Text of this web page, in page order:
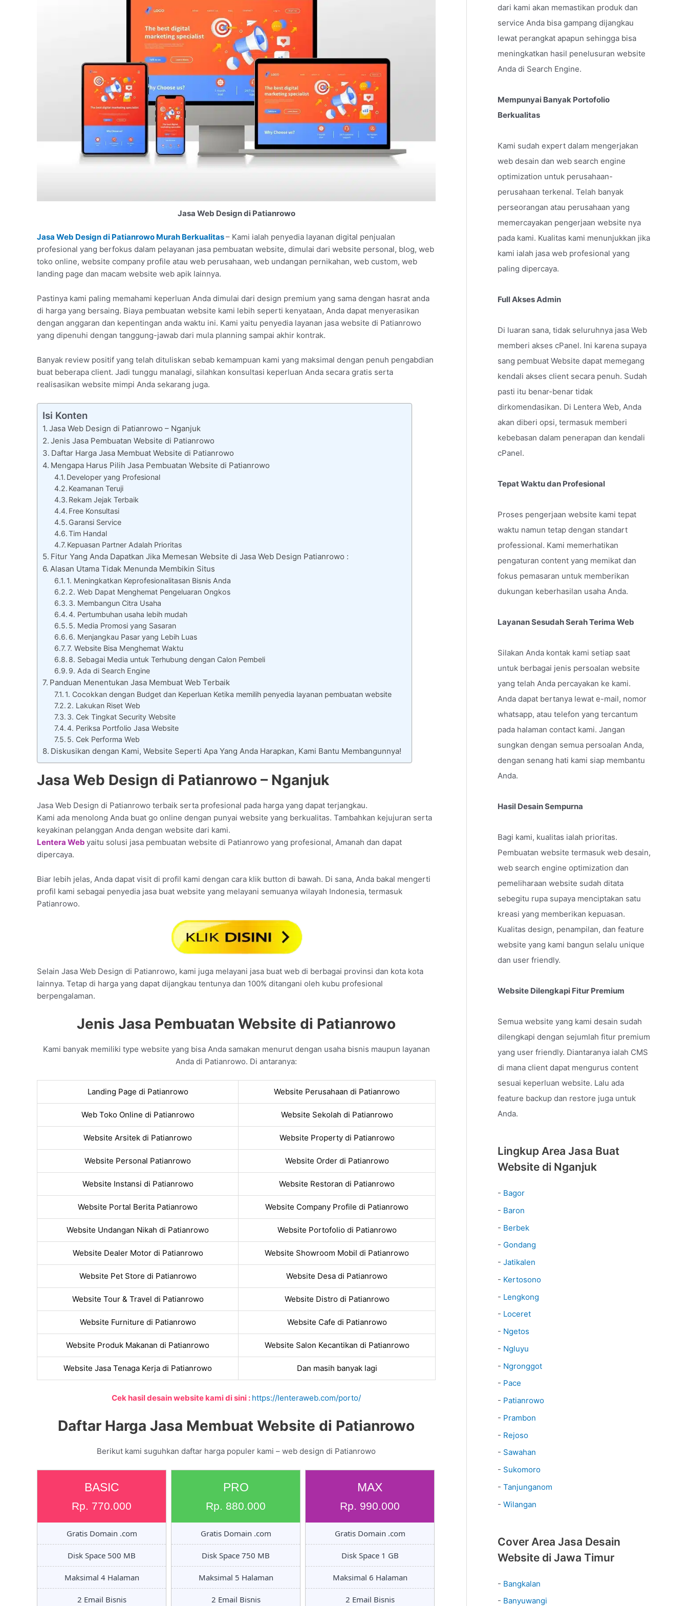
Jasa Web Design di Patianrowo
Jasa Web Design di Patianrowo Murah Berkualitas– Kami ialah penyedia layanan digital penjualan
profesional yang berfokus dalam pelayanan jasa pembuatan website, dimulai dari website personal, blog, web
toko online, website company profile atau web perusahaan, web undangan pernikahan, web custom, web
landing page dan macam website web apik lainnya.
Pastinya kami paling memahami keperluan Anda dimulai dari design premium yang sama dengan hasrat anda
di harga yang bersaing. Biaya pembuatan website kami lebih seperti kenyataan, Anda dapat menyerasikan
dengan anggaran dan kepentingan anda waktu ini. Kami yaitu penyedia layanan jasa website di Patianrowo
yang dipenuhi dengan tanggung-jawab dari mula planning sampai akhir kontrak.
Banyak review positif yang telah dituliskan sebab kemampuan kami yang maksimal dengan penuh pengabdian
buat beberapa client. Jadi tunggu manalagi, silahkan konsultasi keperluan Anda secara gratis serta
realisasikan website mimpi Anda sekarang juga.
Isi Konten
Jasa Web Design di Patianrowo – Nganjuk
Jenis Jasa Pembuatan Website di Patianrowo
Daftar Harga Jasa Membuat Website di Patianrowo
Mengapa Harus Pilih Jasa Pembuatan Website di Patianrowo
Developer yang Profesional
Keamanan Teruji
Rekam Jejak Terbaik
Free Konsultasi
Garansi Service
Tim Handal
Kepuasan Partner Adalah Prioritas
Fitur Yang Anda Dapatkan Jika Memesan Website di Jasa Web Design Patianrowo :
Alasan Utama Tidak Menunda Membikin Situs
1. Meningkatkan Keprofesionalitasan Bisnis Anda
2. Web Dapat Menghemat Pengeluaran Ongkos
3. Membangun Citra Usaha
4. Pertumbuhan usaha lebih mudah
5. Media Promosi yang Sasaran
6. Menjangkau Pasar yang Lebih Luas
7. Website Bisa Menghemat Waktu
8. Sebagai Media untuk Terhubung dengan Calon Pembeli
9. Ada di Search Engine
Panduan Menentukan Jasa Membuat Web Terbaik
1. Cocokkan dengan Budget dan Keperluan Ketika memilih penyedia layanan pembuatan website
2. Lakukan Riset Web
3. Cek Tingkat Security Website
4. Periksa Portfolio Jasa Website
5. Cek Performa Web
Diskusikan dengan Kami, Website Seperti Apa Yang Anda Harapkan, Kami Bantu Membangunnya!
Jasa Web Design di Patianrowo – Nganjuk
Jasa Web Design di Patianrowo terbaik serta profesional pada harga yang dapat terjangkau.
Kami ada menolong Anda buat go online dengan punyai website yang berkualitas. Tambahkan kejujuran serta
keyakinan pelanggan Anda dengan website dari kami.
Lentera Web yaitu solusi jasa pembuatan website di Patianrowo yang profesional, Amanah dan dapat
dipercaya.
Biar lebih jelas, Anda dapat visit di profil kami dengan cara klik button di bawah. Di sana, Anda bakal mengerti
profil kami sebagai penyedia jasa buat website yang melayani semuanya wilayah Indonesia, termasuk
Patianrowo.
Selain Jasa Web Design di Patianrowo, kami juga melayani jasa buat web di berbagai provinsi dan kota kota
lainnya. Tetap di harga yang dapat dijangkau tentunya dan 100% ditangani oleh kubu profesional
berpengalaman.
Jenis Jasa Pembuatan Website di Patianrowo
Kami banyak memiliki type website yang bisa Anda samakan menurut dengan usaha bisnis maupun layanan
Anda di Patianrowo. Di antaranya:
Landing Page di Patianrowo Website Perusahaan di Patianrowo
Web Toko Online di Patianrowo Website Sekolah di Patianrowo
Website Arsitek di Patianrowo Website Property di Patianrowo
Website Personal Patianrowo Website Order di Patianrowo
Website Instansi di Patianrowo Website Restoran di Patianrowo
Website Portal Berita Patianrowo Website Company Profile di Patianrowo
Website Undangan Nikah di Patianrowo Website Portofolio di Patianrowo
Website Dealer Motor di Patianrowo Website Showroom Mobil di Patianrowo
Website Pet Store di Patianrowo Website Desa di Patianrowo
Website Tour & Travel di Patianrowo Website Distro di Patianrowo
Website Furniture di Patianrowo Website Cafe di Patianrowo
Website Produk Makanan di Patianrowo Website Salon Kecantikan di Patianrowo
Website Jasa Tenaga Kerja di Patianrowo Dan masih banyak lagi
Cek hasil desain website kami di sini : https://lenteraweb.com/porto/
Daftar Harga Jasa Membuat Website di Patianrowo
Berikut kami suguhkan daftar harga populer kami – web design di Patianrowo
BASIC
Rp. 770.000
Gratis Domain .com
Disk Space 500 MB
Maksimal 4 Halaman
2 Email Bisnis
PRO
Rp. 880.000
Gratis Domain .com
Disk Space 750 MB
Maksimal 5 Halaman
2 Email Bisnis
MAX
Rp. 990.000
Gratis Domain .com
Disk Space 1 GB
Maksimal 6 Halaman
2 Email Bisnis
dari kami akan memastikan produk dan
service Anda bisa gampang dijangkau
lewat perangkat apapun sehingga bisa
meningkatkan hasil penelusuran website
Anda di Search Engine.
Mempunyai Banyak Portofolio
Berkualitas
Kami sudah expert dalam mengerjakan
web desain dan web search engine
optimization untuk perusahaan-
perusahaan terkenal. Telah banyak
perseorangan atau perusahaan yang
memercayakan pengerjaan website nya
pada kami. Kualitas kami menunjukkan jika
kami ialah jasa web profesional yang
paling dipercaya.
Full Akses Admin
Di luaran sana, tidak seluruhnya jasa Web
memberi akses cPanel. Ini karena supaya
sang pembuat Website dapat memegang
kendali akses client secara penuh. Sudah
pasti itu benar-benar tidak
dirkomendasikan. Di Lentera Web, Anda
akan diberi opsi, termasuk memberi
kebebasan dalam penerapan dan kendali
cPanel.
Tepat Waktu dan Profesional
Proses pengerjaan website kami tepat
waktu namun tetap dengan standart
professional. Kami memerhatikan
pengaturan content yang memikat dan
fokus pemasaran untuk memberikan
dukungan keberhasilan usaha Anda.
Layanan Sesudah Serah Terima Web
Silakan Anda kontak kami setiap saat
untuk berbagai jenis persoalan website
yang telah Anda percayakan ke kami.
Anda dapat bertanya lewat e-mail, nomor
whatsapp, atau telefon yang tercantum
pada halaman contact kami. Jangan
sungkan dengan semua persoalan Anda,
dengan senang hati kami siap membantu
Anda.
Hasil Desain Sempurna
Bagi kami, kualitas ialah prioritas.
Pembuatan website termasuk web desain,
web search engine optimization dan
pemeliharaan website sudah ditata
sebegitu rupa supaya menciptakan satu
kreasi yang memberikan kepuasan.
Kualitas design, penampilan, dan feature
website yang kami bangun selalu unique
dan user friendly.
Website Dilengkapi Fitur Premium
Semua website yang kami desain sudah
dilengkapi dengan sejumlah fitur premium
yang user friendly. Diantaranya ialah CMS
di mana client dapat mengurus content
sesuai keperluan website. Lalu ada
feature backup dan restore juga untuk
Anda.
Lingkup Area Jasa Buat
Website di Nganjuk
- Bagor
- Baron
- Berbek
- Gondang
- Jatikalen
- Kertosono
- Lengkong
- Loceret
- Ngetos
- Ngluyu
- Ngronggot
- Pace
- Patianrowo
- Prambon
- Rejoso
- Sawahan
- Sukomoro
- Tanjunganom
- Wilangan
Cover Area Jasa Desain
Website di Jawa Timur
- Bangkalan
- Banyuwangi